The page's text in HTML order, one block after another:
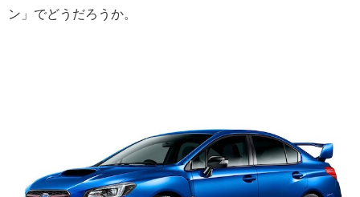
ン」でどうだろうか。